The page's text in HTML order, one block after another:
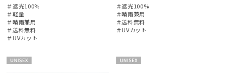
＃遮光100%
＃軽量
＃晴雨兼用
＃送料無料
＃UVカット
＃遮光100%
＃晴雨兼用
＃送料無料
＃UVカット